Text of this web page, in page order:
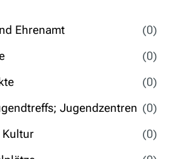
Ehrenamt
(0)
(0)
(0)
Jugendzentren (0)
Kultur
(0)